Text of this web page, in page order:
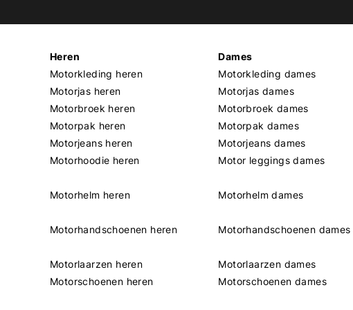
Heren
Motorkleding heren
Motorjas heren
Motorbroek heren
Motorpak heren
Motorjeans heren
Motorhoodie heren
Motorhelm heren
Motorhandschoenen heren
Motorlaarzen heren
Motorschoenen heren
Dames
Motorkleding dames
Motorjas dames
Motorbroek dames
Motorpak dames
Motorjeans dames
Motor leggings dames
Motorhelm dames
Motorhandschoenen dames
Motorlaarzen dames
Motorschoenen dames